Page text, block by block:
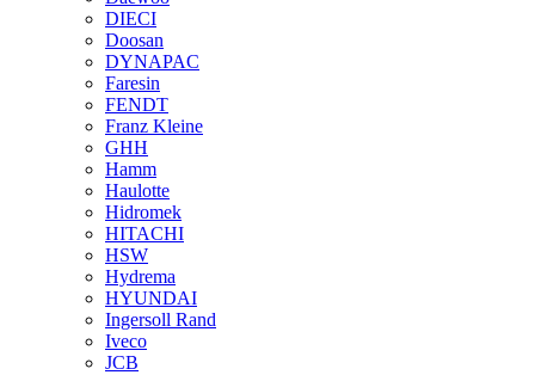
DIECI
Doosan
DYNAPAC
Faresin
FENDT
Franz Kleine
GHH
Hamm
Haulotte
Hidromek
HITACHI
HSW
Hydrema
HYUNDAI
Ingersoll Rand
Iveco
JCB